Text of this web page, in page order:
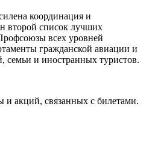
координация и
второй список лучших
всех уровней
гражданской авиации и
семьи и иностранных туристов.
и акций, связанных с билетами.